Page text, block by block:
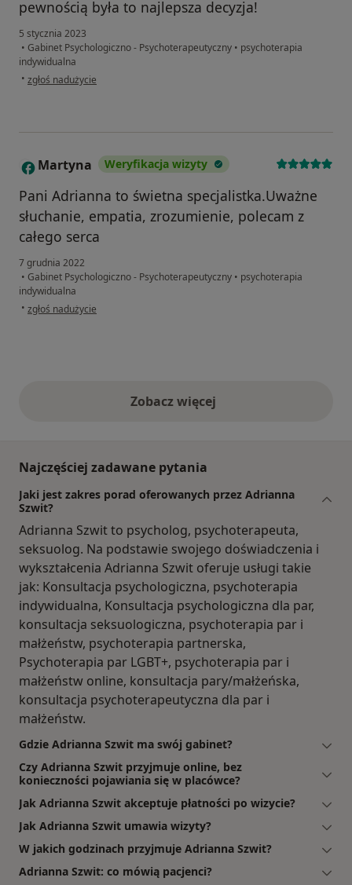
pewnością była to najlepsza decyzja!
5 stycznia 2023
• Gabinet Psychologiczno - Psychoterapeutyczny • psychoterapia
indywidualna
• w opinii użytkownika A
zgłoś nadużycie
M Martyna Weryfikacja wizyty
Pani Adrianna to świetna specjalistka.Uważne
słuchanie, empatia, zrozumienie, polecam z
całego serca
7 grudnia 2022
• Gabinet Psychologiczno - Psychoterapeutyczny • psychoterapia
indywidualna
• w opinii użytkownika Martyna
zgłoś nadużycie
Zobacz więcejopinie powyżej
Najczęściej zadawane pytania
Jaki jest zakres porad oferowanych przez Adrianna
Szwit?
Adrianna Szwit to psycholog, psychoterapeuta,
seksuolog. Na podstawie swojego doświadczenia i
wykształcenia Adrianna Szwit oferuje usługi takie
jak: Konsultacja psychologiczna, psychoterapia
indywidualna, Konsultacja psychologiczna dla par,
konsultacja seksuologiczna, psychoterapia par i
małżeństw, psychoterapia partnerska,
Psychoterapia par LGBT+, psychoterapia par i
małżeństw online, konsultacja pary/małżeńska,
konsultacja psychoterapeutyczna dla par i
małżeństw.
Gdzie Adrianna Szwit ma swój gabinet?
Czy Adrianna Szwit przyjmuje online, bez
konieczności pojawiania się w placówce?
Jak Adrianna Szwit akceptuje płatności po wizycie?
Jak Adrianna Szwit umawia wizyty?
W jakich godzinach przyjmuje Adrianna Szwit?
Adrianna Szwit: co mówią pacjenci?